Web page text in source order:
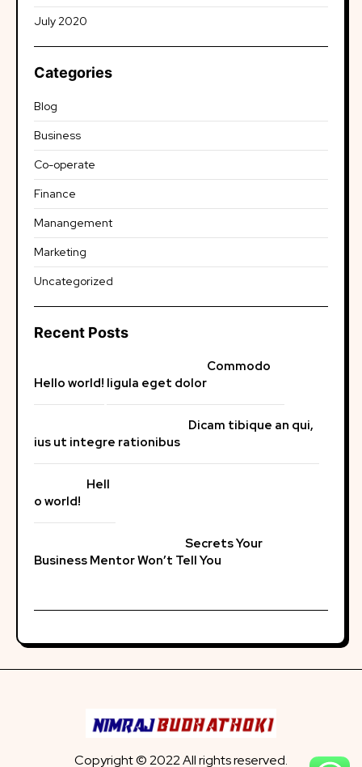
July 2020
Categories
Blog
Business
Co-operate
Finance
Manangement
Marketing
Uncategorized
Recent Posts
Hello world!
Commodo
ligula eget dolor
Dicam tibique an qui,
ius ut integre rationibus
Hell
o world!
Secrets Your
Business Mentor Won’t Tell You
Copyright © 2022 All rights reserved.